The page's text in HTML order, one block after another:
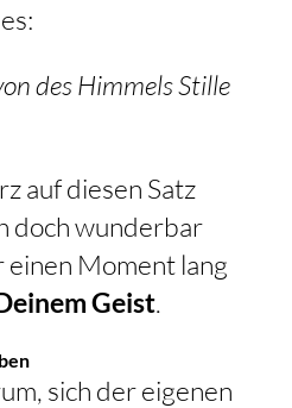
des Himmels Stille
auf diesen Satz
doch wunderbar
einen Moment lang
Geist.
sich der eigenen